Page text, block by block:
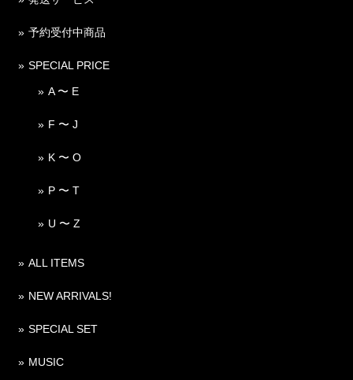
予約受付中商品
SPECIAL PRICE
A 〜 E
F 〜 J
K 〜 O
P 〜 T
U 〜 Z
ALL ITEMS
NEW ARRIVALS!
SPECIAL SET
MUSIC